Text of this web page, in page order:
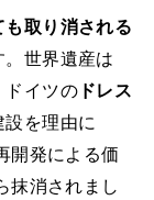
取り消される
世界遺産は
ドイツのドレス
を理由に
開発による価
抹消されまし